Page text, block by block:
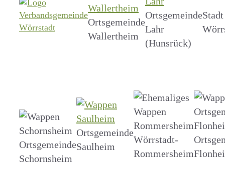
Ortsgemeinde
Wallertheim
Ortsgemeinde
Lahr
(Hunsrück)
Stadt
Ortsgemeinde
Schornsheim
Ortsgemeinde
Saulheim
Wörrstadt-
Rommersheim